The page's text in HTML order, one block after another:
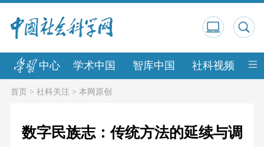
中心 学术中国 智库中国 社科视频 中
首页> 社科关注 > 本网原创
数字民族志：传统方法的延续与调